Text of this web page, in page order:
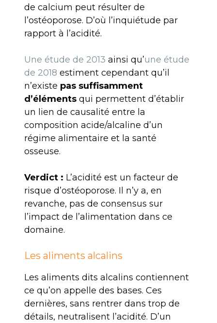
de calcium peut résulter de
l’ostéoporose. D’où l’inquiétude par
rapport à l’acidité.
Une étude de 2013 ainsi qu’une étude
de 2018 estiment cependant qu’il
n’existe pas suffisamment
d’éléments qui permettent d’établir
un lien de causalité entre la
composition acide/alcaline d’un
régime alimentaire et la santé
osseuse.
Verdict : L’acidité est un facteur de
risque d’ostéoporose. Il n’y a, en
revanche, pas de consensus sur
l’impact de l’alimentation dans ce
domaine.
Les aliments alcalins
Les aliments dits alcalins contiennent
ce qu’on appelle des bases. Ces
dernières, sans rentrer dans trop de
détails, neutralisent l’acidité. D’un